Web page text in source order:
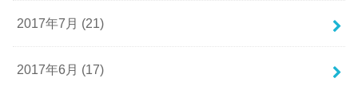
2017年7月 (21)
2017年6月 (17)